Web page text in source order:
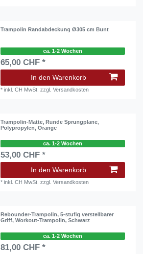
Trampolin Randabdeckung Ø305 cm Bunt
ca. 1-2 Wochen
65,00 CHF *
In den Warenkorb
*inkl. CH MwSt. zzgl.Versandkosten
Trampolin-Matte, Runde Sprungplane,
Polypropylen, Orange
ca. 1-2 Wochen
53,00 CHF *
In den Warenkorb
*inkl. CH MwSt. zzgl.Versandkosten
Rebounder-Trampolin, 5-stufig verstellbarer
Griff, Workout-Trampolin, Schwarz
ca. 1-2 Wochen
81,00 CHF *